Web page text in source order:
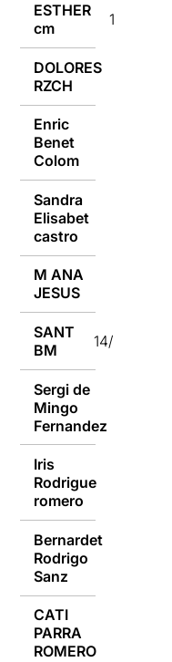
ESTHER
cm
15/01/2017
DOLORES
RZCH
Enric
Benet
Colom
Sandra
Elisabet
castro
M ANA
JESUS
SANT
BM
14/01/2017
Sergi de
Mingo
Fernandez
Iris
Rodrigue
romero
Bernardet
Rodrigo
Sanz
CATI
PARRA
ROMERO